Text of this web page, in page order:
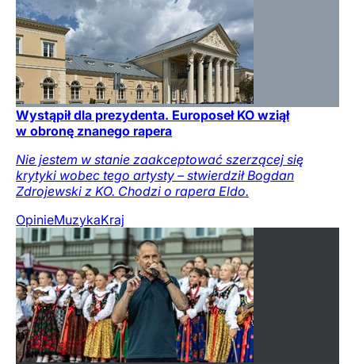
Wystąpił dla prezydenta. Europoseł KO wziął
w obronę znanego rapera
Nie jestem w stanie zaakceptować szerzącej się
krytyki wobec tego artysty – stwierdził Bogdan
Zdrojewski z KO. Chodzi o rapera Eldo.
OpinieMuzykaKraj